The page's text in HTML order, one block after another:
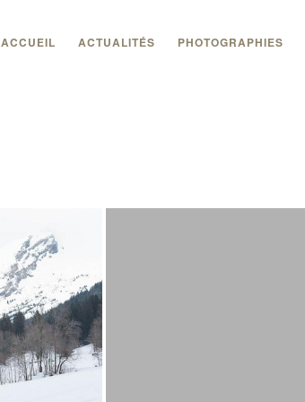
ACCUEIL ACTUALITÉS PHOTOGRAPHIES